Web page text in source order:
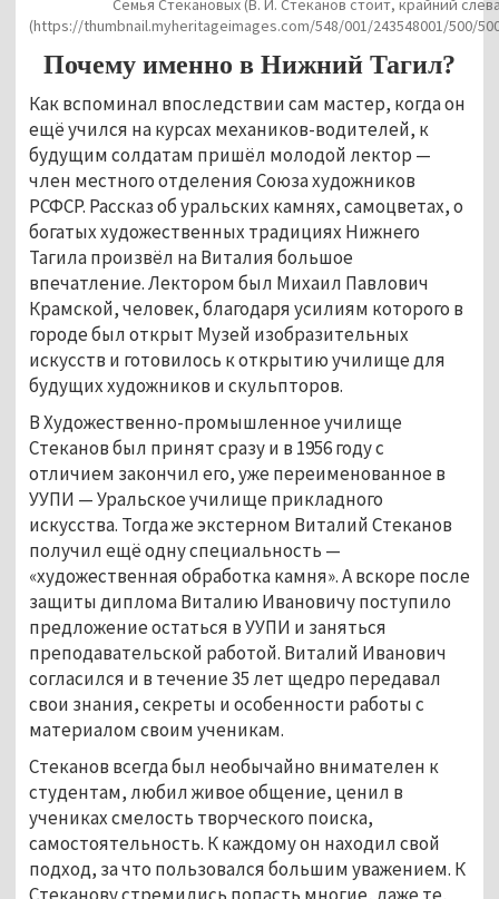
(https://thumbnail.myheritageimages.com/548/001/243548001/500/
Почему именно в Нижний Тагил?
Как вспоминал впоследствии сам мастер, когда он
ещё учился на курсах механиков-водителей, к
будущим солдатам пришёл молодой лектор —
член местного отделения Союза художников
РСФСР. Рассказ об уральских камнях, самоцветах, о
богатых художественных традициях Нижнего
Тагила произвёл на Виталия большое
впечатление. Лектором был Михаил Павлович
Крамской, человек, благодаря усилиям которого в
городе был открыт Музей изобразительных
искусств и готовилось к открытию училище для
будущих художников и скульпторов.
В Художественно-промышленное училище
Стеканов был принят сразу и в 1956 году с
отличием закончил его, уже переименованное в
УУПИ — Уральское училище прикладного
искусства. Тогда же экстерном Виталий Стеканов
получил ещё одну специальность —
«художественная обработка камня». А вскоре после
защиты диплома Виталию Ивановичу поступило
предложение остаться в УУПИ и заняться
преподавательской работой. Виталий Иванович
согласился и в течение 35 лет щедро передавал
свои знания, секреты и особенности работы с
материалом своим ученикам.
Стеканов всегда был необычайно внимателен к
студентам, любил живое общение, ценил в
учениках смелость творческого поиска,
самостоятельность. К каждому он находил свой
подход, за что пользовался большим уважением. К
Стеканову стремились попасть многие, даже те,